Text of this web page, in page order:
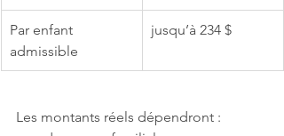
Par enfant
admissible
jusqu’à 234 $
Les montants réels dépendront :